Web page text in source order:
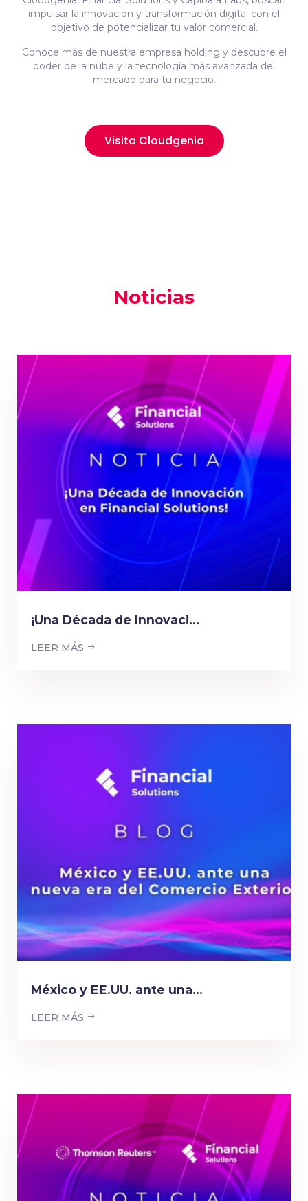
impulsar la innovación y transformación digital con el
objetivo de potencializar tu valor comercial.
Conoce más de nuestra empresa holding y descubre el
poder de la nube y la tecnología más avanzada del
mercado para tu negocio.
Visita Cloudgenia
Noticias
¡Una Década de Innovaci...
LEER MÁS
México y EE.UU. ante una...
LEER MÁS